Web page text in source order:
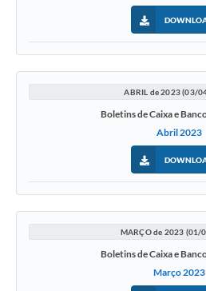
ABRIL de 2023 (03/
Boletins de Caixa e
Abril 2023
MARÇO de 2023 (01/
Boletins de Caixa e
Março 2023